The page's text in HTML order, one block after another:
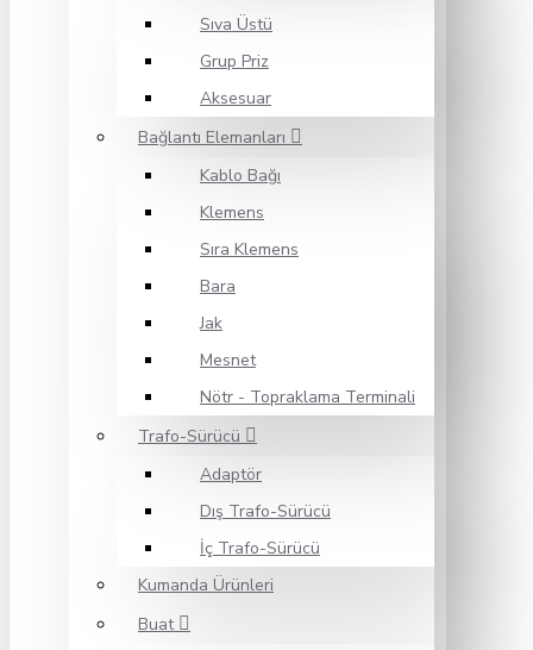
Sıva Üstü
Grup Priz
Aksesuar
Bağlantı Elemanları
Kablo Bağı
Klemens
Sıra Klemens
Bara
Jak
Mesnet
Nötr - Topraklama Terminali
Trafo-Sürücü
Adaptör
Dış Trafo-Sürücü
İç Trafo-Sürücü
Kumanda Ürünleri
Buat